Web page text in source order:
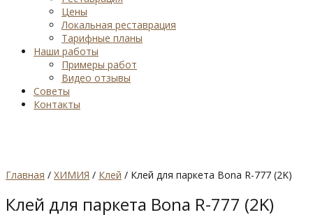
Цены
Локальная реставрация
Тарифные планы
Наши работы
Примеры работ
Видео отзывы
Советы
Контакты
Главная / ХИМИЯ / Клей / Клей для паркета Bona R-777 (2K)
Клей для паркета Bona R-777 (2K)